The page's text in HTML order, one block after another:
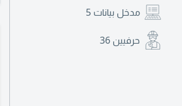
مدخل بيانات 5
حرفيين 36